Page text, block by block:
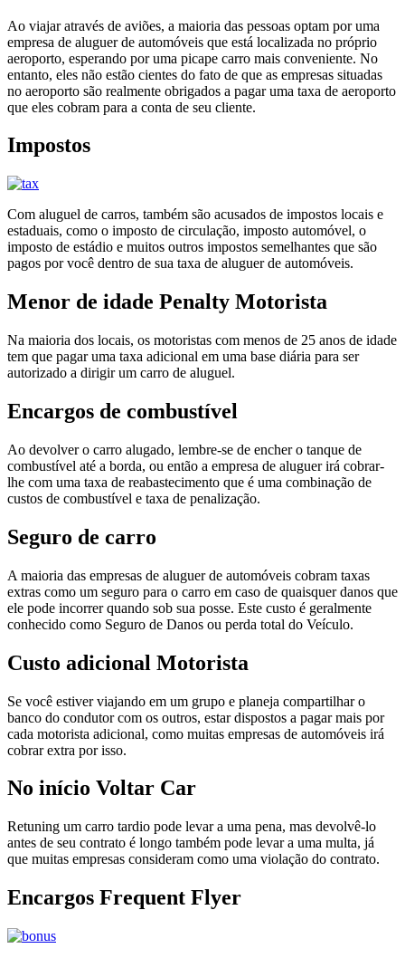
Ao viajar através de aviões, a maioria das pessoas optam por uma
empresa de aluguer de automóveis que está localizada no próprio
aeroporto, esperando por uma picape carro mais conveniente. No
entanto, eles não estão cientes do fato de que as empresas situadas
no aeroporto são realmente obrigados a pagar uma taxa de aeroporto
que eles cobram para a conta de seu cliente.
Impostos
Com aluguel de carros, também são acusados ​​de impostos locais e
estaduais, como o imposto de circulação, imposto automóvel, o
imposto de estádio e muitos outros impostos semelhantes que são
pagos por você dentro de sua taxa de aluguer de automóveis.
Menor de idade Penalty Motorista
Na maioria dos locais, os motoristas com menos de 25 anos de idade
tem que pagar uma taxa adicional em uma base diária para ser
autorizado a dirigir um carro de aluguel.
Encargos de combustível
Ao devolver o carro alugado, lembre-se de encher o tanque de
combustível até a borda, ou então a empresa de aluguer irá cobrar-
lhe com uma taxa de reabastecimento que é uma combinação de
custos de combustível e taxa de penalização.
Seguro de carro
A maioria das empresas de aluguer de automóveis cobram taxas
extras como um seguro para o carro em caso de quaisquer danos que
ele pode incorrer quando sob sua posse. Este custo é geralmente
conhecido como Seguro de Danos ou perda total do Veículo.
Custo adicional Motorista
Se você estiver viajando em um grupo e planeja compartilhar o
banco do condutor com os outros, estar dispostos a pagar mais por
cada motorista adicional, como muitas empresas de automóveis irá
cobrar extra por isso.
No início Voltar Car
Retuning um carro tardio pode levar a uma pena, mas devolvê-lo
antes de seu contrato é longo também pode levar a uma multa, já
que muitas empresas consideram como uma violação do contrato.
Encargos Frequent Flyer